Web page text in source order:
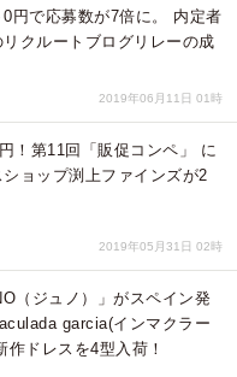
円で応募数が7倍に。 内定者
クルートブログリレーの成
2019年06月11日 01時
！第11回「販促コンペ」 に
ョップ渕上ファインズが2
2019年05月31日 02時
（ジュノ）」がスペイン発
garcia(インマクラー
ドレスを4型入荷！